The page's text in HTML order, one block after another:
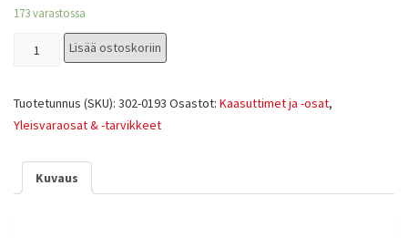
173 varastossa
Lisää ostoskoriin
Tuotetunnus (SKU): 302-0193 Osastot: Kaasuttimet ja -osat,
Yleisvaraosat & -tarvikkeet
Kuvaus